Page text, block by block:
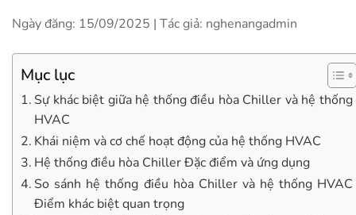
Ngày đăng: 15/09/2025 | Tác giả: nghenangadmin
Mục lục
Sự khác biệt giữa hệ thống điều hòa Chiller và hệ thống
HVAC
Khái niệm và cơ chế hoạt động của hệ thống HVAC
Hệ thống điều hòa Chiller Đặc điểm và ứng dụng
So sánh hệ thống điều hòa Chiller và hệ thống HVAC
Điểm khác biệt quan trọng